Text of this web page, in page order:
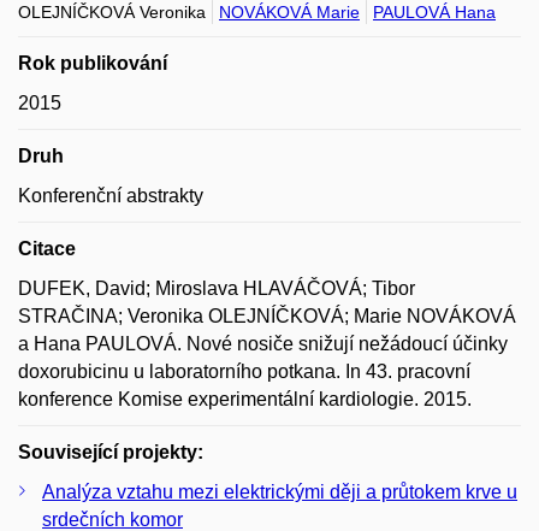
OLEJNÍČKOVÁ Veronika
NOVÁKOVÁ Marie PAULOVÁ Hana
Rok publikování
2015
Druh
Konferenční abstrakty
Citace
DUFEK, David; Miroslava HLAVÁČOVÁ; Tibor
STRAČINA; Veronika OLEJNÍČKOVÁ; Marie NOVÁKOVÁ
a Hana PAULOVÁ. Nové nosiče snižují nežádoucí účinky
doxorubicinu u laboratorního potkana. In 43. pracovní
konference Komise experimentální kardiologie. 2015.
Související projekty:
Analýza vztahu mezi elektrickými ději a průtokem krve u
srdečních komor